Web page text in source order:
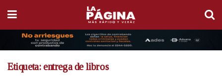
Etiqueta: entrega de libros